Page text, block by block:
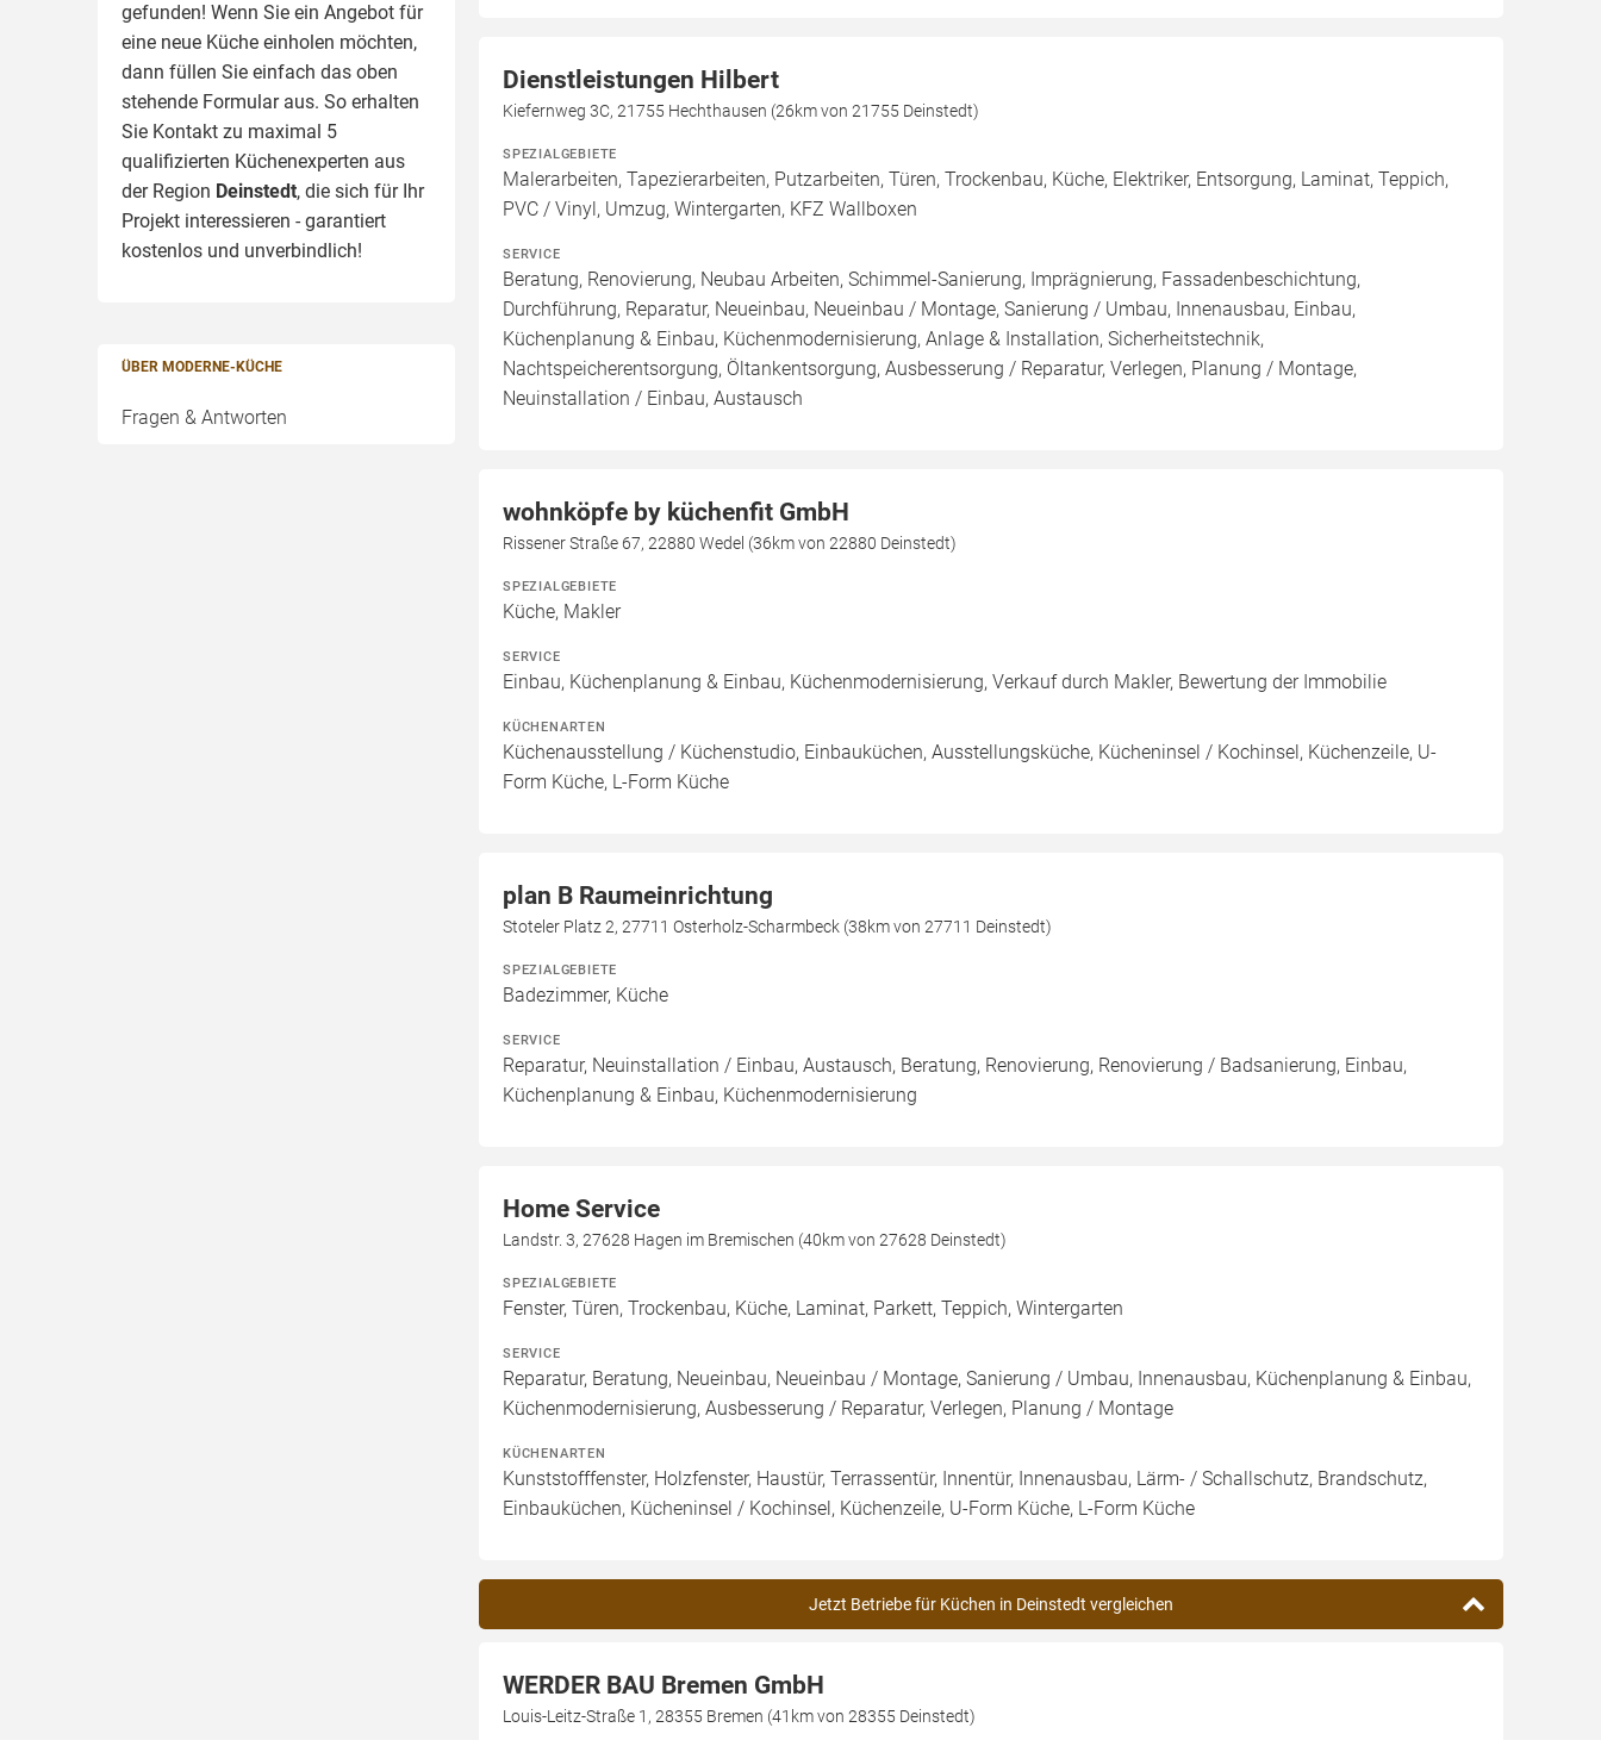
gefunden! Wenn Sie ein Angebot für
eine neue Küche einholen möchten,
dann füllen Sie einfach das oben
stehende Formular aus. So erhalten
Sie Kontakt zu maximal 5
qualifizierten Küchenexperten aus
der Region Deinstedt, die sich für Ihr
Projekt interessieren - garantiert
kostenlos und unverbindlich!
ÜBER MODERNE-KÜCHE
Fragen & Antworten
Dienstleistungen Hilbert
Kiefernweg 3C, 21755 Hechthausen (26km von 21755 Deinstedt)
SPEZIALGEBIETE
Malerarbeiten, Tapezierarbeiten, Putzarbeiten, Türen, Trockenbau, Küche, Elektriker, Entsorgung, Laminat, Teppich,
PVC / Vinyl, Umzug, Wintergarten, KFZ Wallboxen
SERVICE
Beratung, Renovierung, Neubau Arbeiten, Schimmel-Sanierung, Imprägnierung, Fassadenbeschichtung,
Durchführung, Reparatur, Neueinbau, Neueinbau / Montage, Sanierung / Umbau, Innenausbau, Einbau,
Küchenplanung & Einbau, Küchenmodernisierung, Anlage & Installation, Sicherheitstechnik,
Nachtspeicherentsorgung, Öltankentsorgung, Ausbesserung / Reparatur, Verlegen, Planung / Montage,
Neuinstallation / Einbau, Austausch
wohnköpfe by küchenfit GmbH
Rissener Straße 67, 22880 Wedel (36km von 22880 Deinstedt)
SPEZIALGEBIETE
Küche, Makler
SERVICE
Einbau, Küchenplanung & Einbau, Küchenmodernisierung, Verkauf durch Makler, Bewertung der Immobilie
KÜCHENARTEN
Küchenausstellung / Küchenstudio, Einbauküchen, Ausstellungsküche, Kücheninsel / Kochinsel, Küchenzeile, U-
Form Küche, L-Form Küche
plan B Raumeinrichtung
Stoteler Platz 2, 27711 Osterholz-Scharmbeck (38km von 27711 Deinstedt)
SPEZIALGEBIETE
Badezimmer, Küche
SERVICE
Reparatur, Neuinstallation / Einbau, Austausch, Beratung, Renovierung, Renovierung / Badsanierung, Einbau,
Küchenplanung & Einbau, Küchenmodernisierung
Home Service
Landstr. 3, 27628 Hagen im Bremischen (40km von 27628 Deinstedt)
SPEZIALGEBIETE
Fenster, Türen, Trockenbau, Küche, Laminat, Parkett, Teppich, Wintergarten
SERVICE
Reparatur, Beratung, Neueinbau, Neueinbau / Montage, Sanierung / Umbau, Innenausbau, Küchenplanung & Einbau,
Küchenmodernisierung, Ausbesserung / Reparatur, Verlegen, Planung / Montage
KÜCHENARTEN
Kunststofffenster, Holzfenster, Haustür, Terrassentür, Innentür, Innenausbau, Lärm- / Schallschutz, Brandschutz,
Einbauküchen, Kücheninsel / Kochinsel, Küchenzeile, U-Form Küche, L-Form Küche
Jetzt Betriebe für Küchen in Deinstedt vergleichen
WERDER BAU Bremen GmbH
Louis-Leitz-Straße 1, 28355 Bremen (41km von 28355 Deinstedt)